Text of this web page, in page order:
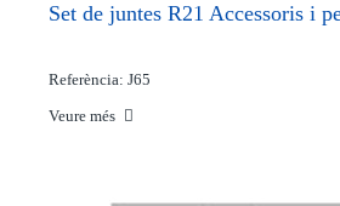
Set de juntes R21 Accessoris i
Referència: J65
Veure més